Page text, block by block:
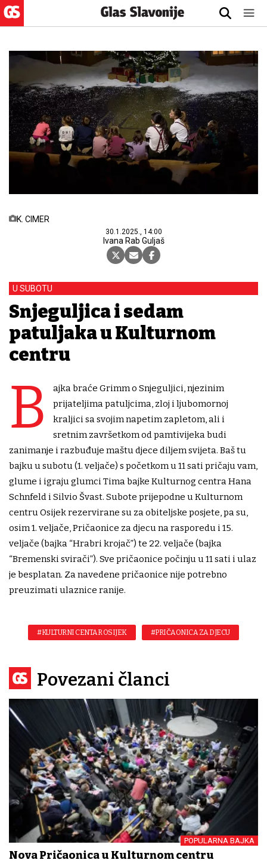
K. CIMER
30.1.2025., 14:00
Ivana Rab Guljaš
U SUBOTU
Snjeguljica i sedam
patuljaka u Kulturnom
centru
B
ajka braće Grimm o Snjeguljici, njezinim
prijateljima patuljcima, zloj i ljubomornoj
kraljici sa svojim napetim zapletom, ali i
sretnim završetkom od pamtivijeka budi
zanimanje i razbuđuje maštu djece diljem svijeta. Baš tu
bajku u subotu (1. veljače) s početkom u 11 sati pričaju vam,
glume i igraju glumci Tima bajke Kulturnog centra Hana
Schӧnfeld i Silvio Švast. Subote prijepodne u Kulturnom
centru Osijek rezervirane su za obiteljske posjete, pa su,
osim 1. veljače, Pričaonice za djecu na rasporedu i 15.
veljače (bajka “Hrabri krojač”) te 22. veljače (bajka
“Bremenski svirači”). Sve pričaonice počinju u 11 sati i ulaz
je besplatan. Za navedene pričaonice nije potrebno
preuzimati ulaznice ranije.
#KULTURNI CENTAR OSIJEK #PRIČAONICA ZA DJECU
Povezani članci
POPULARNA BAJKA
Nova Pričaonica u Kulturnom centru